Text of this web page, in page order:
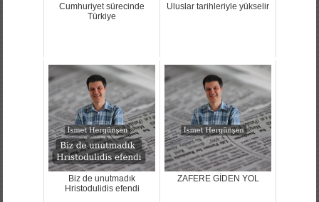
Cumhuriyet sürecinde
Türkiye
Uluslar tarihleriyle yükselir
Biz de unutmadık
Hristodulidis efendi
ZAFERE GİDEN YOL